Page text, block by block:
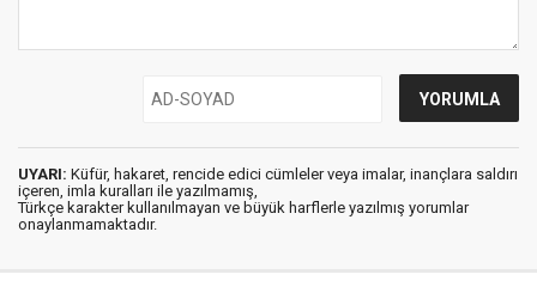
UYARI: Küfür, hakaret, rencide edici cümleler veya imalar, inançlara saldırı
içeren, imla kuralları ile yazılmamış,
Türkçe karakter kullanılmayan ve büyük harflerle yazılmış yorumlar
onaylanmamaktadır.